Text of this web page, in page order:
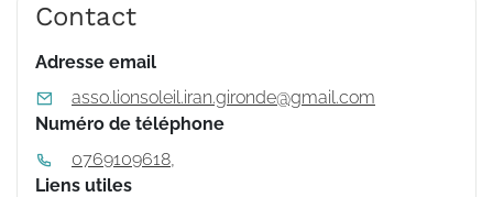
Contact
Adresse email
asso.lionsoleil.iran.gironde@gmail.com
Numéro de téléphone
0769109618,
Liens utiles